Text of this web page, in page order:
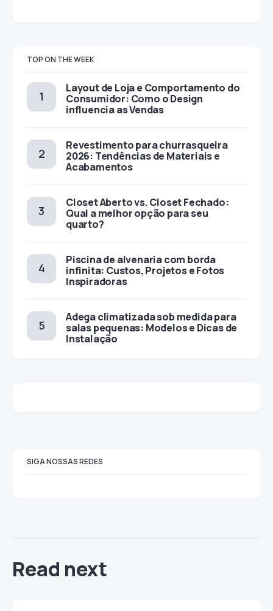
TOP ON THE WEEK
Layout de Loja e Comportamento do
Consumidor: Como o Design
influencia as Vendas
Revestimento para churrasqueira
2026: Tendências de Materiais e
Acabamentos
Closet Aberto vs. Closet Fechado:
Qual a melhor opção para seu
quarto?
Piscina de alvenaria com borda
infinita: Custos, Projetos e Fotos
Inspiradoras
Adega climatizada sob medida para
salas pequenas: Modelos e Dicas de
Instalação
SIGA NOSSAS REDES
Read next